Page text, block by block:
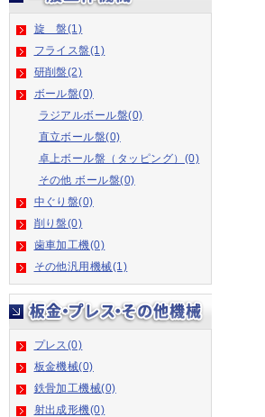
旋 盤(1)
フライス盤(1)
研削盤(2)
ボール盤(0)
ラジアルボール盤(0)
直立ボール盤(0)
卓上ボール盤（タッピング）(0)
その他 ボール盤(0)
中ぐり盤(0)
削り盤(0)
歯車加工機(0)
その他汎用機械(1)
プレス(0)
板金機械(0)
鉄骨加工機械(0)
射出成形機(0)